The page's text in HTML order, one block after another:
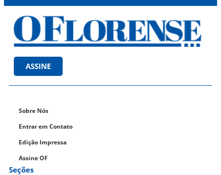
ASSINE
Sobre Nós
Entrar em Contato
Edição Impressa
Assine OF
Seções